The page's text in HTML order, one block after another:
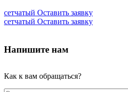
сетчатый Оставить заявку
сетчатый Оставить заявку
Напишите нам
Как к вам обращаться?